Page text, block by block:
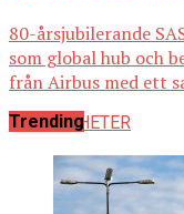
80-årsjubilerande
som global hub och
från Airbus med ett
ALLA NYHETER
Trending